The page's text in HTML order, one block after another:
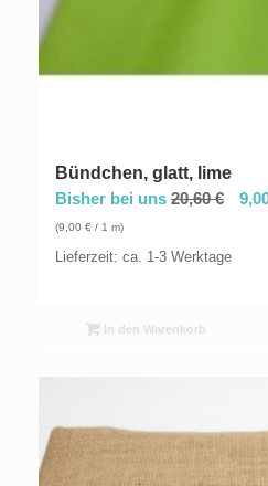
Bündchen, glatt, lime
Bisher bei uns 20,60€
(9,00 €/ 1 m)
Lieferzeit: ca. 1-3 Werktage
In den Warenkorb